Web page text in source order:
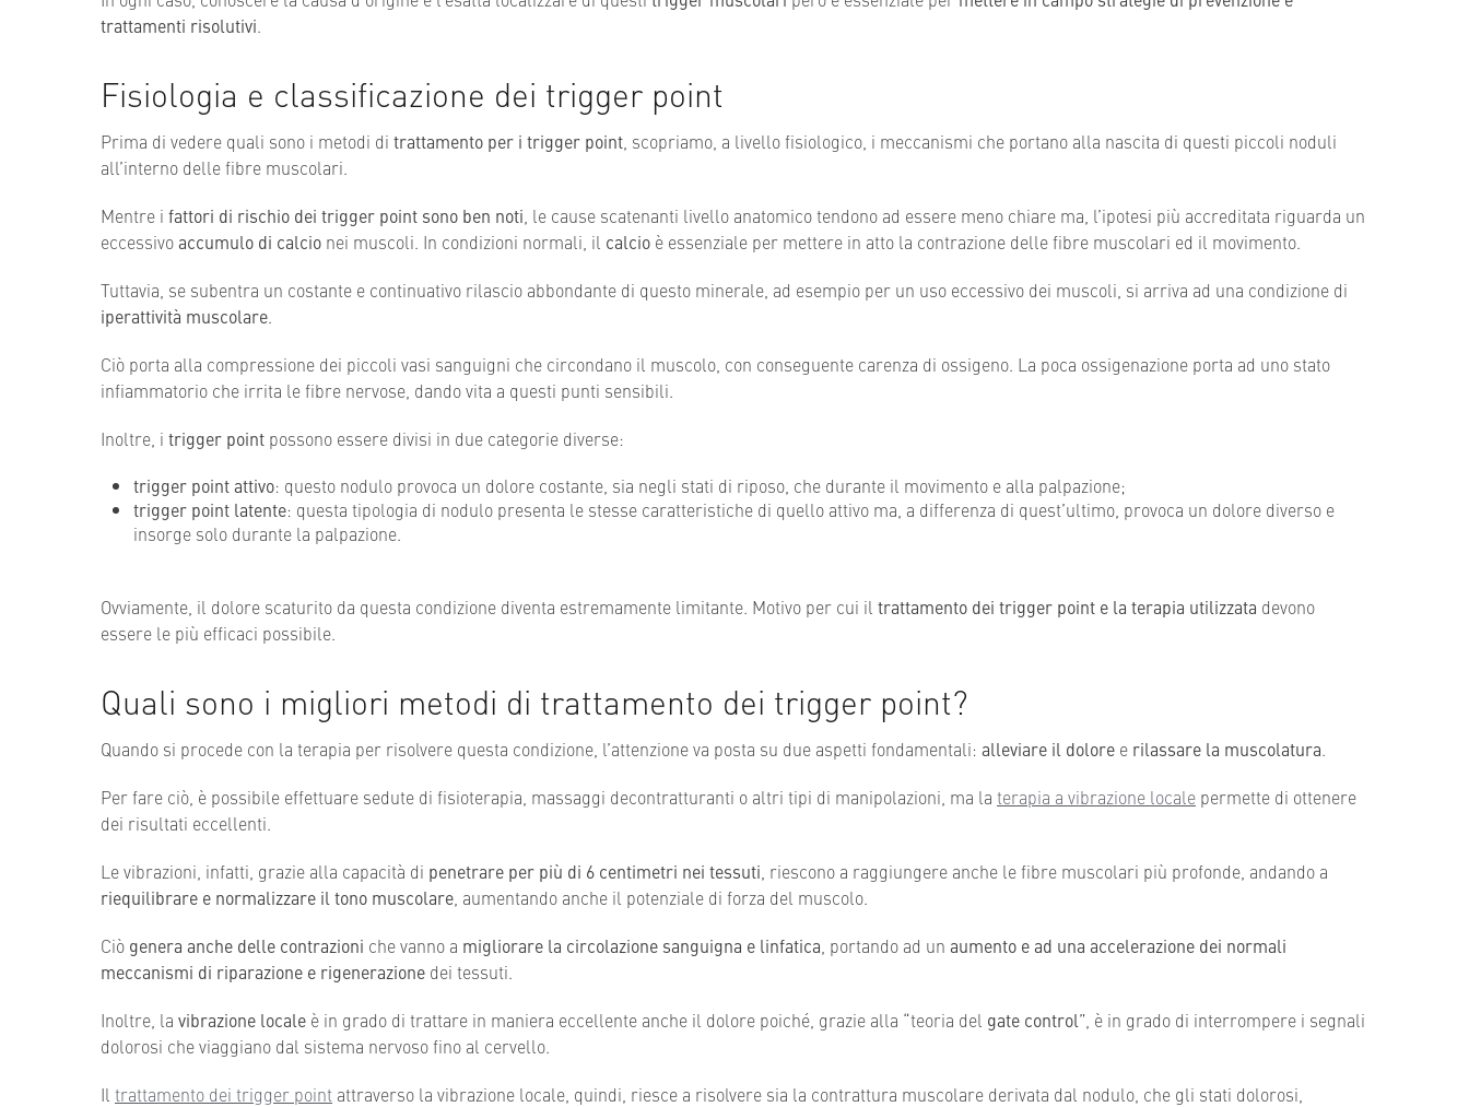
trattamenti risolutivi
Fisiologia e classificazione dei trigger point
Prima di vedere quali sono i metodi di trattamento per i trigger point , scopriamo, a livello fisiologico, i meccanismi che portano alla nascita di questi piccoli noduli
all’interno delle fibre muscolari.
Mentre i fattori di rischio dei trigger point sono ben noti , le cause scatenanti livello anatomico tendono ad essere meno chiare ma, l’ipotesi più accreditata riguarda un
eccessivoaccumulo di calcio nei muscoli. In condizioni normali, il calcio è essenziale per mettere in atto la contrazione delle fibre muscolari ed il movimento.
Tuttavia, se subentra un costante e continuativo rilascio abbondante di questo minerale, ad esempio per un uso eccessivo dei muscoli, si arriva ad una condizione di
iperattività muscolare
Ciò porta alla compressione dei piccoli vasi sanguigni che circondano il muscolo, con conseguente carenza di ossigeno. La poca ossigenazione porta ad uno stato
infiammatorio che irrita le fibre nervose, dando vita a questi punti sensibili.
Inoltre, i trigger point possono essere divisi in due categorie diverse:
trigger point attivo: questo nodulo provoca un dolore costante, sia negli stati di riposo, che durante il movimento e alla palpazione;
trigger point latente: questa tipologia di nodulo presenta le stesse caratteristiche di quello attivo ma, a differenza di quest’ultimo, provoca un dolore diverso e
insorge solo durante la palpazione.
Ovviamente, il dolore scaturito da questa condizione diventa estremamente limitante. Motivo per cui il trattamento dei trigger point e la terapia utilizzata devono
essere le più efficaci possibile.
Quali sono i migliori metodi di trattamento dei trigger point?
Quando si procede con la terapia per risolvere questa condizione, l’attenzione va posta su due aspetti fondamentali: alleviare il dolore e rilassare la muscolatura
Per fare ciò, è possibile effettuare sedute di fisioterapia, massaggi decontratturanti o altri tipi di manipolazioni, ma la terapia a vibrazione locale permette di ottenere
dei risultati eccellenti.
Le vibrazioni, infatti, grazie alla capacità di penetrare per più di 6 centimetri nei tessuti , riescono a raggiungere anche le fibre muscolari più profonde, andando a
riequilibrare e normalizzare il tono muscolare , aumentando anche il potenziale di forza del muscolo.
Ciò genera anche delle contrazioni che vanno a migliorare la circolazione sanguigna e linfatica , portando ad un aumento e ad una accelerazione dei normali
meccanismi di riparazione e rigenerazione dei tessuti.
Inoltre, la vibrazione locale è in grado di trattare in maniera eccellente anche il dolore poiché, grazie alla “teoria del gate control”, è in grado di interrompere i segnali
dolorosi che viaggiano dal sistema nervoso fino al cervello.
Il trattamento dei trigger point attraverso la vibrazione locale, quindi, riesce a risolvere sia la contrattura muscolare derivata dal nodulo, che gli stati dolorosi,